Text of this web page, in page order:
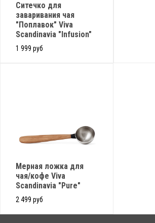
Ситечко для
заваривания чая
"Поплавок" Viva
Scandinavia "Infusion"
1 999 руб
Мерная ложка для
чая/кофе Viva
Scandinavia "Pure"
2 499 руб